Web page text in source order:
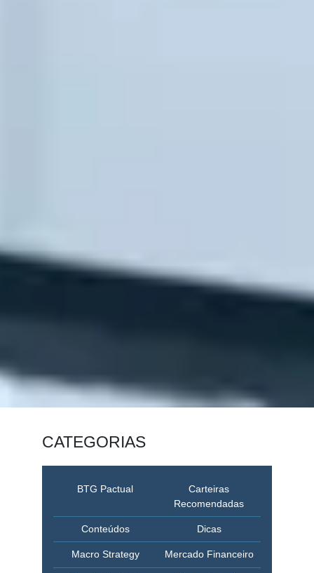
CATEGORIAS
BTG Pactual
Carteiras
Recomendadas
Conteúdos Dicas
Macro Strategy Mercado Financeiro